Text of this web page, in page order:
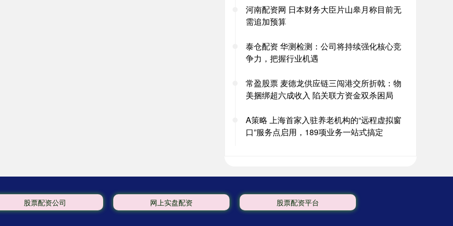
河南配资网 日本财务大臣片山皋月称目前无
需追加预算
泰仓配资 华测检测：公司将持续强化核心竞
争力，把握行业机遇
常盈股票 麦德龙供应链三闯港交所折戟：物
美捆绑超六成收入 陷关联方资金双杀困局
A策略 上海首家入驻养老机构的“远程虚拟窗
口”服务点启用，189项业务一站式搞定
股票配资公司 网上实盘配资 股票配资平台